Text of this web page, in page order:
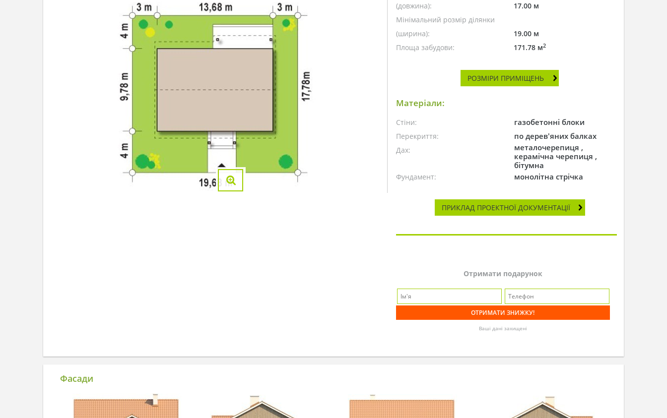
(довжина):
17.00 м
Мінімальний розмір ділянки
(ширина):
19.00 м
Площа забудови:
171.78 м2
РОЗМІРИ ПРИМІЩЕНЬ
Матеріали:
Стіни: газобетонні блоки
Перекриття: по дерев'яних балках
Дах:
металочерепиця ,
керамічна черепиця ,
бітумна
Фундамент: монолітна стрічка
ПРИКЛАД ПРОЕКТНОЇ ДОКУМЕНТАЦІЇ
Отримати подарунок
Ваші дані захищені
Фасади